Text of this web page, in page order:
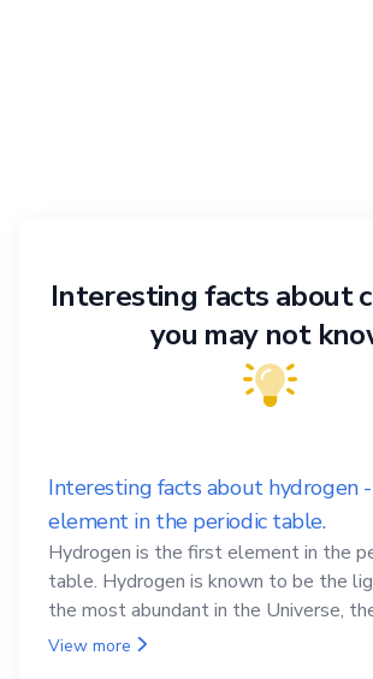
Interesting facts about
you may not
Interesting facts about hydrogen
element in the periodic table.
Hydrogen is the first element in the
table. Hydrogen is known to be the
the most abundant in the Universe,
element for life
View more